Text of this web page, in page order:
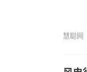
慧聪网